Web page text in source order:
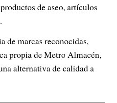
de aseo, artículos
de marcas reconocidas,
propia de Metro Almacén,
alternativa de calidad a